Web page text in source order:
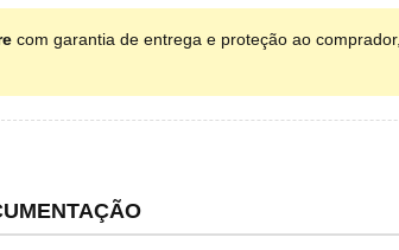
com garantia de entrega e proteção ao comprador,